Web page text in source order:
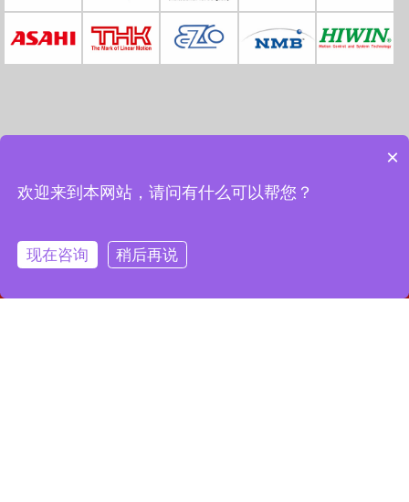
联系我们
×
欢迎来到本网站，请问有什么可以帮您？
现在咨询 稍后再说